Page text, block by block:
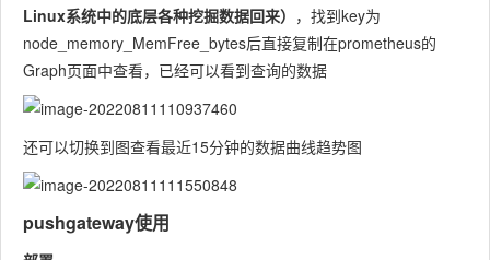
Linux系统中的底层各种挖掘数据回来） ，找到key为
node_memory_MemFree_bytes后直接复制在prometheus的
Graph页面中查看，已经可以看到查询的数据
还可以切换到图查看最近15分钟的数据曲线趋势图
pushgateway使用